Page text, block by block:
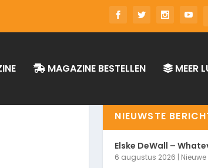
MAGAZINE BESTELLEN MEER
NIEUWSTE
Elske DeWall –
6 augustus 2026 |